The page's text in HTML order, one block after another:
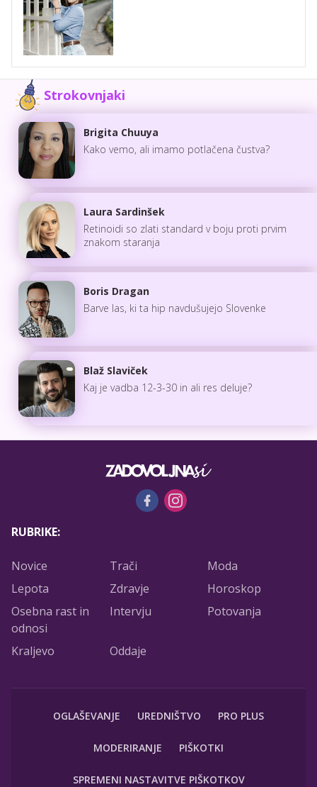
Strokovnjaki
Brigita Chuuya
Kako vemo, ali imamo potlačena čustva?
Laura Sardinšek
Retinoidi so zlati standard v boju proti prvim
znakom staranja
Boris Dragan
Barve las, ki ta hip navdušujejo Slovenke
Blaž Slaviček
Kaj je vadba 12-3-30 in ali res deluje?
RUBRIKE:
Novice Trači
Moda
Lepota
Zdravje
Horoskop
Osebna rast in
odnosi
Intervju Potovanja
Kraljevo Oddaje
OGLAŠEVANJE UREDNIŠTVO PRO PLUS
MODERIRANJE PIŠKOTKI
SPREMENI NASTAVITVE PIŠKOTKOV